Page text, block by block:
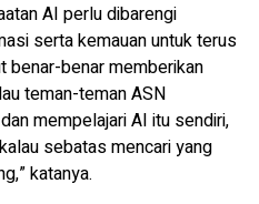
AI perlu dibarengi
serta kemauan untuk terus
benar-benar memberikan
teman-teman ASN
mempelajari AI itu sendiri,
sebatas mencari yang
katanya.